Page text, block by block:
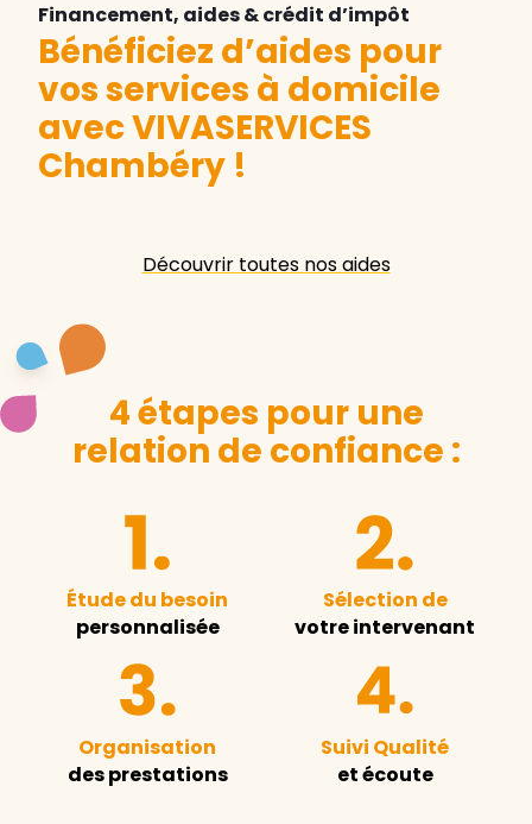
Financement, aides & crédit d’impôt
Bénéficiez d’aides pour
vos services à domicile
avec VIVASERVICES
Chambéry !
Découvrir toutes nos aides
4 étapes pour une
relation de confiance :
Étude du besoin
personnalisée
Sélection de
votre intervenant
Organisation
des prestations
Suivi Qualité
et écoute